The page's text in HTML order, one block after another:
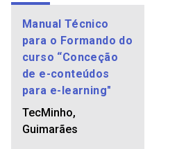
Manual Técnico
para o Formando do
curso “Conceção
de e-conteúdos
para e-learning"
TecMinho,
Guimarães